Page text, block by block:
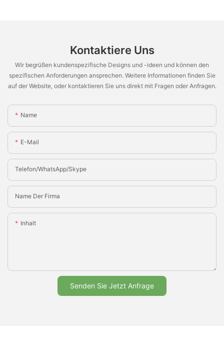
Kontaktiere Uns
Wir begrüßen kundenspezifische Designs und -ideen und können den
spezifischen Anforderungen ansprechen. Weitere Informationen finden Sie
auf der Website, oder kontaktieren Sie uns direkt mit Fragen oder Anfragen.
Name
E-Mail
Telefon/WhatsApp/Skype
Name Der Firma
Inhalt
Senden Sie Jetzt Anfrage